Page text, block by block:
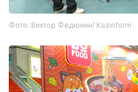
Фото: Виктор Федюнин/ Kazinform